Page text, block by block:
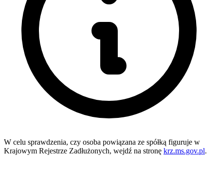
W celu sprawdzenia, czy osoba powiązana ze spółką figuruje w
Krajowym Rejestrze Zadłużonych, wejdź na stronę krz.ms.gov.pl.